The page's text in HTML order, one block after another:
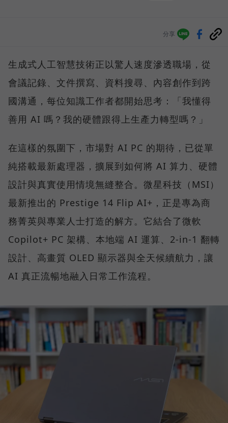
分享
生成式人工智慧技術正以驚人速度滲透職場，從
會議記錄、文件撰寫、資料搜尋、內容創作到跨
國溝通，每位知識工作者都開始思考：「我懂得
善用 AI 嗎？我的硬體跟得上生產力轉型嗎？」
在這樣的氛圍下，市場對 AI PC 的期待，已從單
純搭載最新處理器，擴展到如何將 AI 算力、硬體
設計與真實使用情境無縫整合。微星科技（MSI）
最新推出的 Prestige 14 Flip AI+，正是專為商
務菁英與專業人士打造的解方。它結合了微軟
Copilot+ PC 架構、本地端 AI 運算、2-in-1 翻轉
設計、高畫質 OLED 顯示器與全天候續航力，讓
AI 真正流暢地融入日常工作流程。